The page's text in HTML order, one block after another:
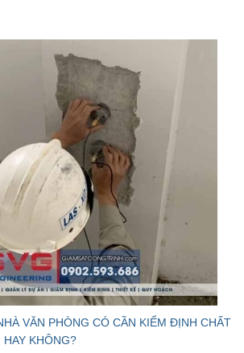
VĂN PHÒNG CÓ CẦN KIỂM ĐỊNH CHẤT
KHÔNG?